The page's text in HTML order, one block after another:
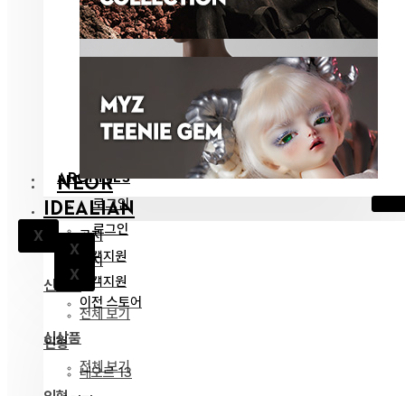
ARCHIVES
X
NEOR
로그인
X
공지
고객지원
신상품
전체 보기
인형
네오르 13
IDEALIAN
로그인
X
공지
고객지원
이전 스토어
신상품
전체 보기